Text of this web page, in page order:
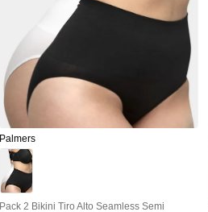
Palmers
Pack 2 Bikini Tiro Alto Seamless Semi